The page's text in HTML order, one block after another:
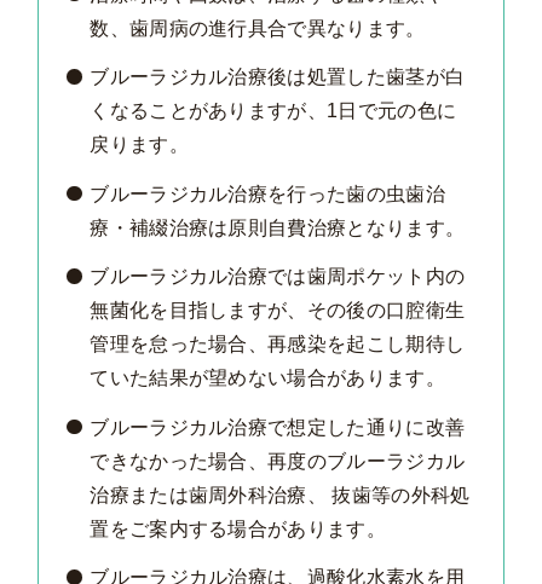
数、歯周病の進行具合で異なります。
ブルーラジカル治療後は処置した歯茎が白
くなることがありますが、1日で元の色に
戻ります。
ブルーラジカル治療を行った歯の虫歯治
療・補綴治療は原則自費治療となります。
ブルーラジカル治療では歯周ポケット内の
無菌化を目指しますが、その後の口腔衛生
管理を怠った場合、再感染を起こし期待し
ていた結果が望めない場合があります。
ブルーラジカル治療で想定した通りに改善
できなかった場合、再度のブルーラジカル
治療または歯周外科治療、 抜歯等の外科処
置をご案内する場合があります。
ブルーラジカル治療は、過酸化水素水を用